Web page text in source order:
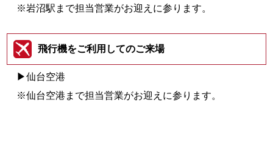
※岩沼駅まで担当営業がお迎えに参ります。
飛行機をご利用してのご来場
▶仙台空港
※仙台空港まで担当営業がお迎えに参ります。